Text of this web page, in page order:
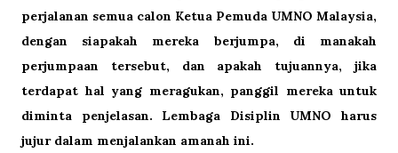
perjalanan semua calon Ketua Pemuda UMNO Malaysia,
dengan siapakah mereka berjumpa, di manakah
perjumpaan tersebut, dan apakah tujuannya, jika
terdapat hal yang meragukan, panggil mereka untuk
diminta penjelasan. Lembaga Disiplin UMNO harus
jujur dalam menjalankan amanah ini.